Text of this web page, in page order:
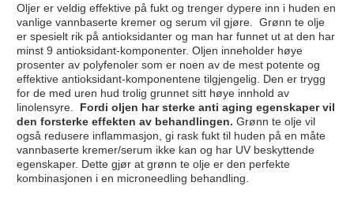
Oljer er veldig effektive på fukt og trenger dypere inn i huden en
vanlige vannbaserte kremer og serum vil gjøre. Grønn te olje
er spesielt rik på antioksidanter og man har funnet ut at den har
minst 9 antioksidant-komponenter. Oljen inneholder høye
prosenter av polyfenoler som er noen av de mest potente og
effektive antioksidant-komponentene tilgjengelig. Den er trygg
for de med uren hud trolig grunnet sitt høye innhold av
linolensyre. Fordi oljen har sterke anti aging egenskaper vil
den forsterke effekten av behandlingen. Grønn te olje vil
også redusere inflammasjon, gi rask fukt til huden på en måte
vannbaserte kremer/serum ikke kan og har UV beskyttende
egenskaper. Dette gjør at grønn te olje er den perfekte
kombinasjonen i en microneedling behandling.